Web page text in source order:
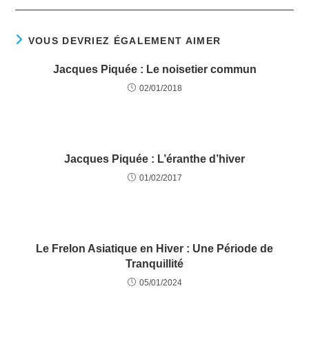
VOUS DEVRIEZ ÉGALEMENT AIMER
Jacques Piquée : Le noisetier commun
02/01/2018
Jacques Piquée : L’éranthe d’hiver
01/02/2017
Le Frelon Asiatique en Hiver : Une Période de
Tranquillité
05/01/2024